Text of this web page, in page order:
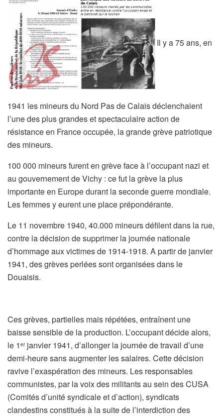
Il y a 75 ans, en
1941 les mineurs du Nord Pas de Calais déclenchaient
l’une des plus grandes et spectaculaire action de
résistance en France occupée, la grande grève patriotique
des mineurs.
100 000 mineurs furent en grève face à l’occupant nazi et
au gouvernement de Vichy : ce fut la grève la plus
importante en Europe durant la seconde guerre mondiale.
Les femmes y eurent une place prépondérante.
Le 11 novembre 1940, 40.000 mineurs défilent dans la rue,
contre la décision de supprimer la journée nationale
d’hommage aux victimes de 1914-1918. A partir de janvier
1941, des grèves perlées sont organisées dans le
Douaisis.
Ces grèves, partielles mais répétées, entraînent une
baisse sensible de la production. L’occupant décide alors,
le 1 erjanvier 1941, d’allonger la journée de travail d’une
demi-heure sans augmenter les salaires. Cette décision
ravive l’exaspération des mineurs. Les responsables
communistes, par la voix des militants au sein des CUSA
(Comités d’unité syndicale et d’action), syndicats
clandestins constitués à la suite de l’interdiction des